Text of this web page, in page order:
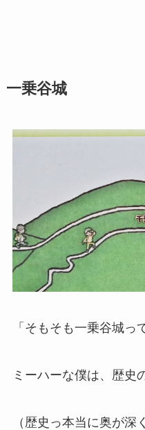
一乗谷城
「そもそも一乗谷城っ
ミーハーな僕は、歴史
（歴史っ本当に奥が